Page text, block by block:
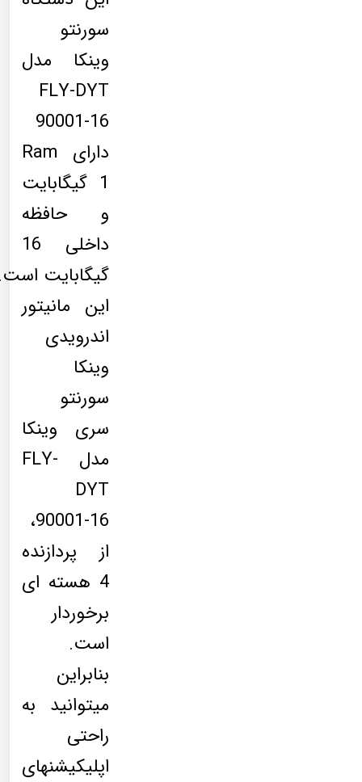
سورنتو
وینکا مدل
FLY-DYT
90001-16
دارای Ram
1 گیگابایت
و حافظه
داخلی 16
گیگابایت
این مانیتور
اندرویدی
وینکا
سورنتو
سری وینکا
مدل FLY-
DYT
90001-16،
از پردازنده
4 هسته ای
برخوردار
است.
بنابراین
میتوانید به
راحتی
اپلیکیشنهای